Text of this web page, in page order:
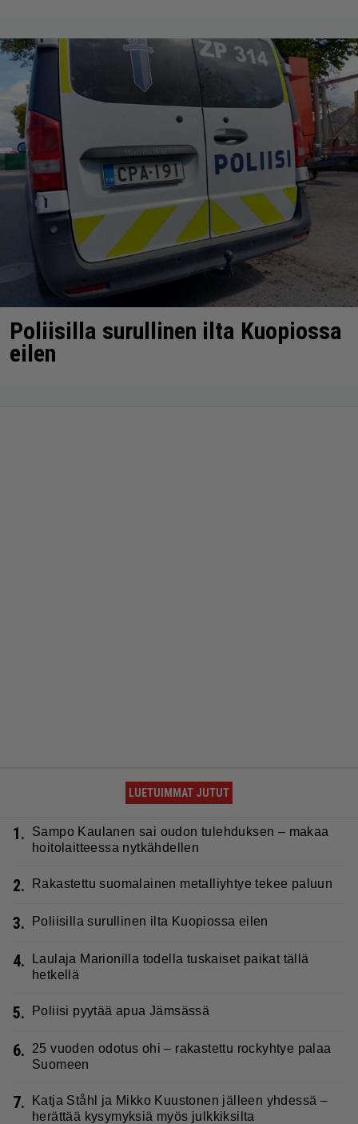
Poliisilla surullinen ilta Kuopiossa
eilen
LUETUIMMAT JUTUT
1.
Sampo Kaulanen sai oudon tulehduksen – makaa
hoitolaitteessa nytkähdellen
2. Rakastettu suomalainen metalliyhtye tekee paluun
3. Poliisilla surullinen ilta Kuopiossa eilen
4.
Laulaja Marionilla todella tuskaiset paikat tällä
hetkellä
5. Poliisi pyytää apua Jämsässä
6.
25 vuoden odotus ohi – rakastettu rockyhtye palaa
Suomeen
7.
Katja Ståhl ja Mikko Kuustonen jälleen yhdessä –
herättää kysymyksiä myös julkkiksilta